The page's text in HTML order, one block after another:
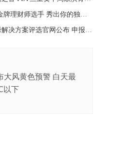
征集令!@第六届金牌理财师选手 秀出你的独家理财方案
2018智慧城市优秀解决方案评选官网公布 申报系统开启
大风黄色预警 白天最
以下